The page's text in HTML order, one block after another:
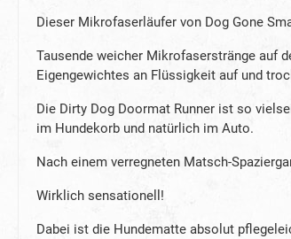
Dieser Mikrofaserläufer von Dog Gone
Tausende weicher Mikrofaserstränge auf
Eigengewichtes an Flüssigkeit auf und
Die Dirty Dog Doormat Runner ist so
im Hundekorb und natürlich im Auto.
Nach einem verregneten Matsch-
Wirklich sensationell!
Dabei ist die Hundematte absolut